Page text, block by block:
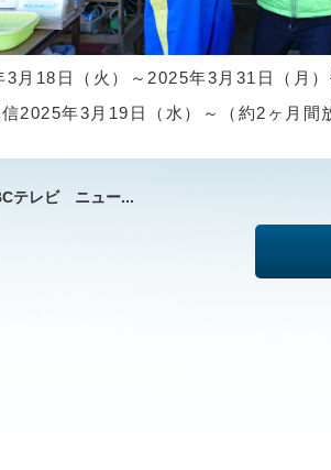
3月18日（火）～2025年3月31日（月
2025年3月19日（水）～（約2ヶ月間
テレビ ニュー...